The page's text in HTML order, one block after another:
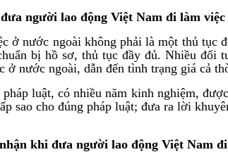
người lao động Việt Nam đi làm việc
nước ngoài không phải là một thủ tục
bị hồ sơ, thủ tục đầy đủ. Nhiều
nước ngoài, dẫn đến tình trạng giá cả
luật, có nhiều năm kinh nghiệm,
sao cho đúng pháp luật; đưa ra lời
khi đưa người lao động Việt Nam